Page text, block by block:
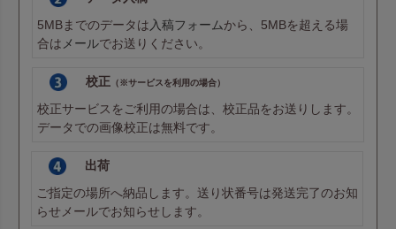
5MBまでのデータは 入稿フォームから、5MBを超える場
合は メールでお送りください。
校正 （※サービスを利用の場合）
校正サービスをご利用の場合は、校正品をお送りします。
データでの画像校正は無料です。
出荷
ご指定の場所へ納品します。送り状番号は発送完了のお知
らせメールでお知らせします。